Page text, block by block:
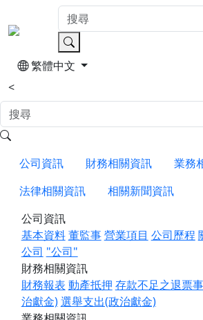
繁體中文
<
公司資訊 財務相關資訊
業務
法律相關資訊
相關新聞資訊
公司資訊
基本資料董監事營業項目 公司歷程
公司 "公司"
財務相關資訊
財務報表 動產抵押 存款不足之退票
治獻金)選舉支出(政治獻金)